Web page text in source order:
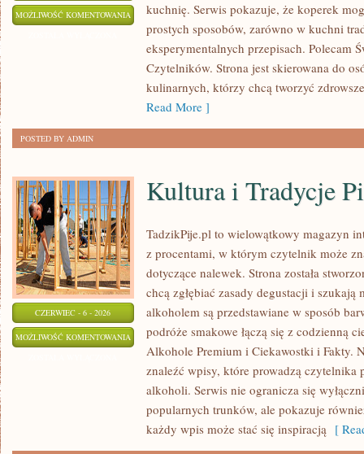
MOŻLIWOŚĆ KOMENTOWANIA PRZEPISY
ZIOŁAMI
kuchnię. Serwis pokazuje, że koperek
prostych sposobów, zarówno w kuchni
eksperymentalnych przepisach. Polecam
Czytelników. Strona jest skierowana do
kulinarnych, którzy chcą tworzyć
Read More ]
POSTED BY ADMIN
CZERWIEC - 6 - 2026
MOŻLIWOŚĆ KOMENTOWANIA KULTURA
TRADYCJE
PICIE
Kultura i Tradycje
TadzikPije.pl to wielowątkowy magazyn
z procentami, w którym czytelnik może
dotyczące nalewek. Strona została
chcą zgłębiać zasady degustacji i
alkoholem są przedstawiane w sposób
podróże smakowe łączą się z codzienną
Alkohole Premium i Ciekawostki i Fakty.
znaleźć wpisy, które prowadzą czytelnika
alkoholi. Serwis nie ogranicza się
popularnych trunków, ale pokazuje
każdy wpis może stać się inspiracją [